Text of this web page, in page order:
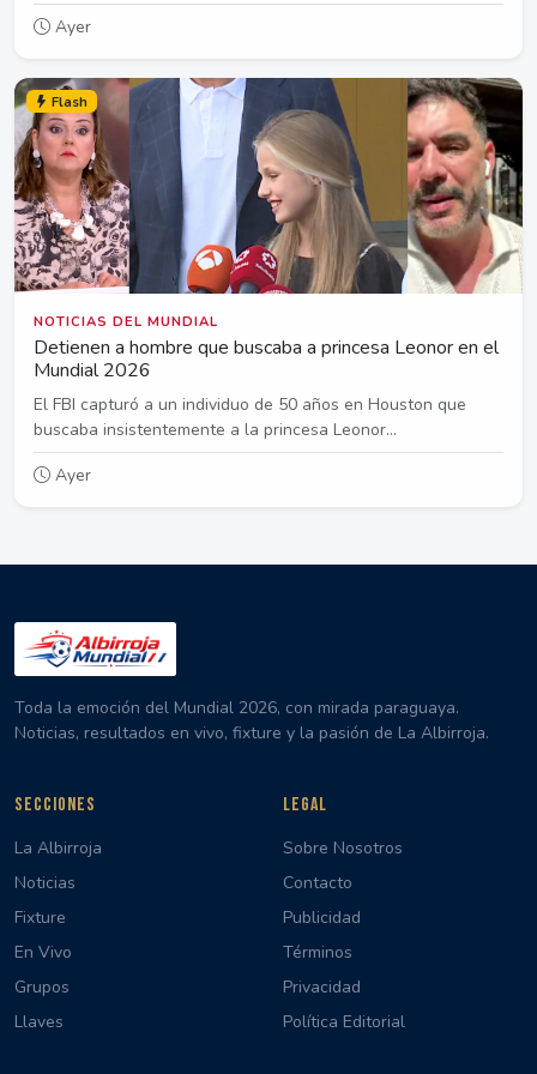
Ayer
Flash
NOTICIAS DEL MUNDIAL
Detienen a hombre que buscaba a princesa Leonor en el
Mundial 2026
El FBI capturó a un individuo de 50 años en Houston que
buscaba insistentemente a la princesa Leonor...
Ayer
Toda la emoción del Mundial 2026, con mirada paraguaya.
Noticias, resultados en vivo, fixture y la pasión de La Albirroja.
SECCIONES
La Albirroja
Noticias
Fixture
En Vivo
Grupos
Llaves
LEGAL
Sobre Nosotros
Contacto
Publicidad
Términos
Privacidad
Política Editorial